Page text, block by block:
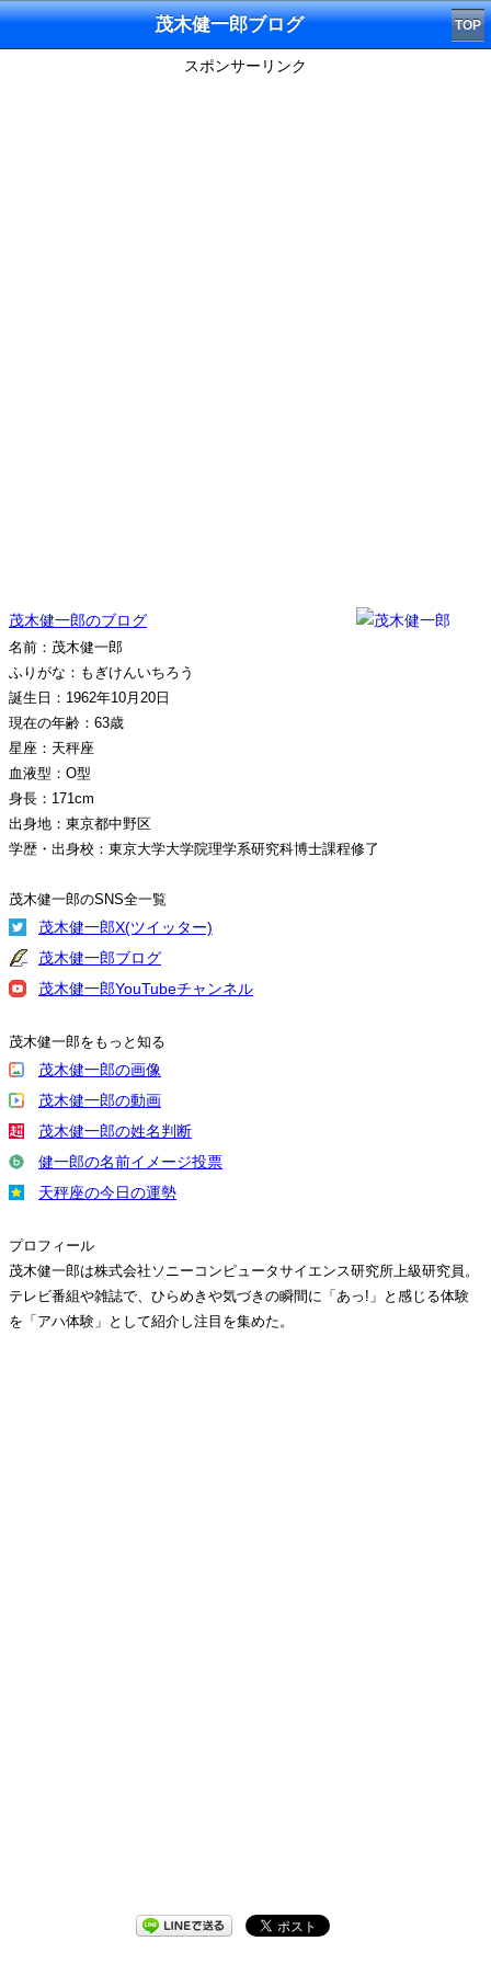
茂木健一郎ブログ TOP
スポンサーリンク
茂木健一郎のブログ
名前：茂木健一郎
ふりがな：もぎけんいちろう
誕生日：1962年10月20日
現在の年齢：63歳
星座：天秤座
血液型：O型
身長：171cm
出身地：東京都中野区
学歴・出身校：東京大学大学院理学系研究科博士課程修了
茂木健一郎のSNS全一覧
茂木健一郎X(ツイッター)
茂木健一郎ブログ
茂木健一郎YouTubeチャンネル
茂木健一郎をもっと知る
茂木健一郎の画像
茂木健一郎の動画
茂木健一郎の姓名判断
健一郎の名前イメージ投票
天秤座の今日の運勢
プロフィール
茂木健一郎は株式会社ソニーコンピュータサイエンス研究所上級研究員。
テレビ番組や雑誌で、ひらめきや気づきの瞬間に「あっ!」と感じる体験
を「アハ体験」として紹介し注目を集めた。